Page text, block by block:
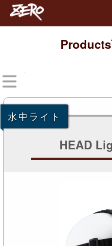
Products
水中ライト
HEAD